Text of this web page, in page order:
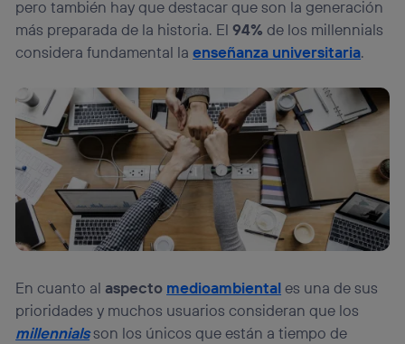
pero también hay que destacar que son la generación
más preparada de la historia. El94% de los millennials
considera fundamental laenseñanza universitaria.
En cuanto al aspecto medioambientales una de sus
prioridades y muchos usuarios consideran que los
millennialsson los únicos que están a tiempo de